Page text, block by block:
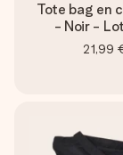
Tote bag en
- Noir -
21,99